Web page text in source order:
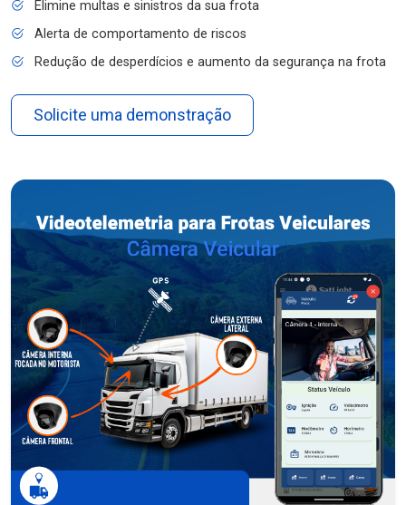
Elimine multas e sinistros da sua frota
Alerta de comportamento de riscos
Redução de desperdícios e aumento da segurança na frota
Solicite uma demonstração